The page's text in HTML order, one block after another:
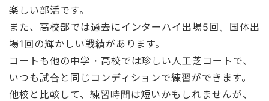
楽しい部活です。
また、高校部では過去にインターハイ出場5回、国体出
場1回の輝かしい戦績があります。
コートも他の中学・高校では珍しい人工芝コートで、
いつも試合と同じコンディションで練習ができます。
他校と比較して、練習時間は短いかもしれませんが、